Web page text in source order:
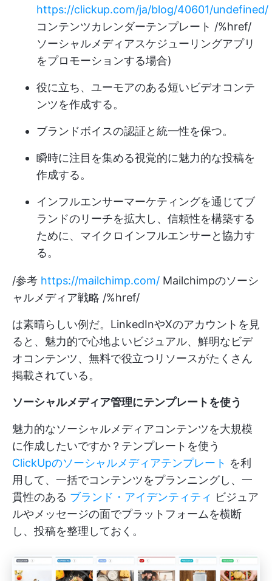
https://clickup.com/ja/blog/40601/undefined/
コンテンツカレンダーテンプレート /%href/
ソーシャルメディアスケジューリングアプリ
をプロモーションする場合)
役に立ち、ユーモアのある短いビデオコンテ
ンツを作成する。
ブランドボイスの認証と統一性を保つ。
瞬時に注目を集める視覚的に魅力的な投稿を
作成する。
インフルエンサーマーケティングを通じてブ
ランドのリーチを拡大し、信頼性を構築する
ために、マイクロインフルエンサーと協力す
る。
/参考 https://mailchimp.com/ Mailchimpのソーシ
ャルメディア戦略 /%href/
は素晴らしい例だ。LinkedInやXのアカウントを見
ると、魅力的で心地よいビジュアル、鮮明なビデ
オコンテンツ、無料で役立つリソースがたくさん
掲載されている。
ソーシャルメディア管理にテンプレートを使う
魅力的なソーシャルメディアコンテンツを大規模
に作成したいですか？テンプレートを使う
ClickUpのソーシャルメディアテンプレート を利
用して、一括でコンテンツをプランニングし、一
貫性のある ブランド・アイデンティティ ビジュア
ルやメッセージの面でプラットフォームを横断
し、投稿を整理しておく。